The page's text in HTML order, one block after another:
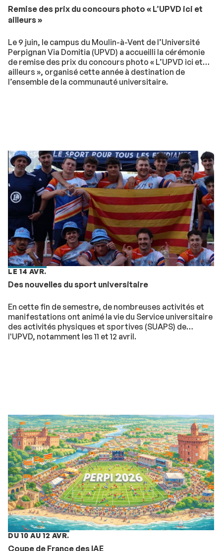
Remise des prix du concours photo « L’UPVD ici et
ailleurs »
Le 9 juin, le campus du Moulin-à-Vent de l’Université
Perpignan Via Domitia (UPVD) a accueilli la cérémonie
de remise des prix du concours photo « L’UPVD ici et
ailleurs », organisé cette année à destination de
l’ensemble de la communauté universitaire.
LE 14 AVR.
Des nouvelles du sport universitaire
En cette fin de semestre, de nombreuses activités et
manifestations ont animé la vie du Service universitaire
des activités physiques et sportives (SUAPS) de
l'UPVD, notamment les 11 et 12 avril.
DU 10 AU 12 AVR.
Coupe de France des IAE